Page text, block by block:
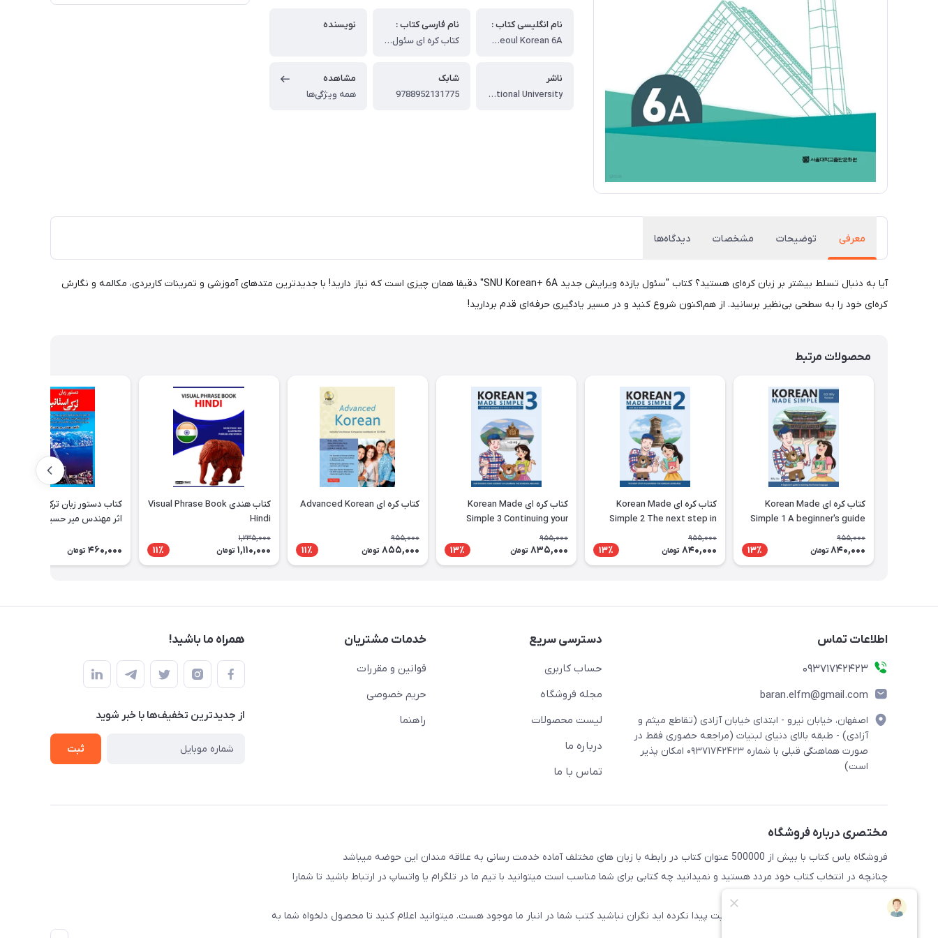
نام انگلیسی کتاب :
SNU Korean - Seoul Korean 6A
نام فارسی کتاب :
کتاب کره ای سئول یازده ویرایش جدید SNU Korean+ 6A 서울대 한국어 - Seoul Korean 6A
نویسنده
ناشر
Seoul National University
شابک
9788952131775
مشاهده
همه ویژگی‌ها
معرفی توضیحات مشخصات دیدگاه‌ها
آیا به دنبال تسلط بیشتر بر زبان کره‌ای هستید؟ کتاب "سئول یازده ویرایش جدید SNU Korean+ 6A" دقیقا همان چیزی است که نیاز دارید! با جدیدترین متدهای آموزشی و تمرینات کاربردی، مکالمه و نگارش
کره‌ای خود را به سطحی بی‌نظیر برسانید. از هم‌اکنون شروع کنید و در مسیر یادگیری حرفه‌ای قدم بردارید!
محصولات مرتبط
کتاب کره ای Korean Made
Simple 1 A beginner's guide
to learning the Korean
language
955,000
840,000 تومان 13٪
کتاب کره ای Korean Made
Simple 2 The next step in
learning the Korean language
955,000
840,000 تومان 13٪
کتاب کره ای Korean Made
Simple 3 Continuing your
journey of learning the
Korean language
955,000
835,000 تومان 13٪
کتاب کره ای Advanced Korean
955,000
855,000 تومان 11٪
کتاب هندی Visual Phrase Book
Hindi
1,235,000
1,110,000 تومان 11٪
کتاب دستور زبان ترکی استانبولی
اثر مهندس میر حسین فزون خواه
460,000 تومان
اطلاعات تماس
09371742423
baran.elfm@gmail.com
اصفهان، خیابان نیرو - ابتدای خیابان آزادی (تقاطع میثم و
آزادی) - طبقه بالای دنیای لبنیات (مراجعه حضوری فقط در
صورت هماهنگی قبلی با شماره ۰۹۳۷۱۷۴۲۴۲۳ امکان پذیر
است)
دسترسی سریع
حساب کاربری
مجله فروشگاه
لیست محصولات
درباره ما
تماس با ما
خدمات مشتریان
قوانین و مقررات
حریم خصوصی
راهنما
همراه ما باشید!
از جدید‌ترین تخفیف‌ها با‌ خبر شوید
ثبت
مختصری درباره فروشگاه
فروشگاه یاس کتاب با بیش از 500000 عنوان کتاب در رابطه با زبان های مختلف آماده خدمت رسانی به علاقه مندان این حوضه میباشد
چنانچه در انتخاب کتاب خود مردد هستید و نمیدانید چه کتابی برای شما مناسب است میتوانید با تیم ما در تلگرام یا واتساپ در ارتباط باشید تا شما‌را
همچنین اگر کتاب مورد نظر خود را در سایت پیدا نکرده اید نگران نباشید کتب شما در انبار ما موجود هست. میتوانید اعلام کنید تا محصول دلخواه شما به